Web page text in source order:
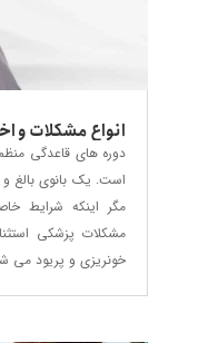
دوره های قاعدگی
است. یک بانوی بالغ و
مگر اینکه شرایط
مشکلات پزشکی
خونریزی و پریود می